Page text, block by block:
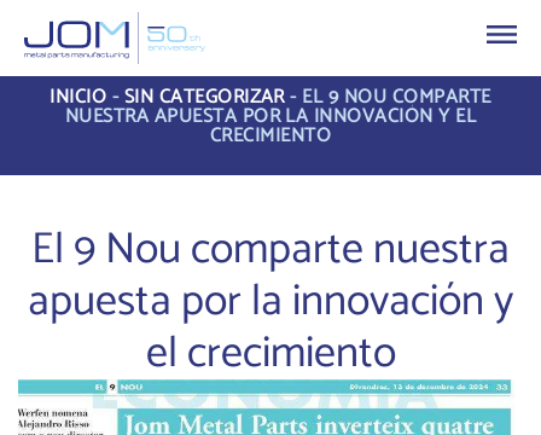
INICIO-SIN CATEGORIZAR-EL 9 NOU COMPARTE
NUESTRA APUESTA POR LA INNOVACIÓN Y EL
CRECIMIENTO
El 9 Nou comparte nuestra
apuesta por la innovación y
el crecimiento